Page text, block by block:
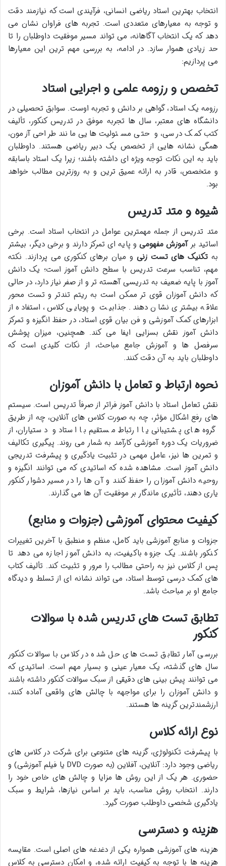
انتخاب بهترین استاد ریاضی انسانی، فرآیندی است که نیازمند دقت
و توجه به معیارهای متعددی است. تجربه های فراوان نشان می
دهد که یک انتخاب آگاهانه، می تواند مسیر موفقیت داوطلبان را تا
حد زیادی هموار سازد. در ادامه، به بررسی مهم ترین این معیارها
می پردازیم:
تخصص و رزومه علمی و اجرایی استاد
رزومه یک استاد، گواهی بر دانش و تجربه اوست. سوابق تحصیلی در
دانشگاه های معتبر، سال ها تجربه موفق در تدریس کنکور، تألیف
کتب کمک درسی، و حتی مسئولیت هایی مانند طراحی آزمون،
همگی نشانه هایی از تخصص یک دبیر ریاضی هستند. داوطلبان
باید به این نکات توجه ویژه ای داشته باشند؛ زیرا یک استاد باسابقه
و متخصص، قادر به ارائه عمیق ترین و به روزترین مطالب خواهد
بود.
شیوه و متد تدریس
متد تدریس از جمله مهمترین عوامل در انتخاب استاد است. برخی
اساتید برآموزش مفهومی و پایه ای تمرکز دارند و برخی دیگر، بیشتر
به تکنیک های تست زنی و میان برهای کنکوری می پردازند. نکته
مهم، تناسب سرعت تدریس با سطح دانش آموز است؛ یک دانش
آموز با پایه ضعیف به تدریسی آهسته تر و از صفر نیاز دارد، در حالی
که دانش آموزان قوی تر ممکن است به ریتم تندتر و تست محور
علاقه بیشتری نشان دهند. جذابیت و پویایی کلاس، استفاده از
ابزارهای کمک آموزشی و فن بیان قوی استاد، در حفظ انگیزه و تمرکز
دانش آموز نقش بسزایی ایفا می کند. همچنین، میزان پوشش
سرفصل ها و آموزش جامع مباحث، از نکات کلیدی است که
داوطلبان باید به آن دقت کنند.
نحوه ارتباط و تعامل با دانش آموزان
نقش تعامل استاد با دانش آموز فراتر از صرفاً تدریس است. سیستم
های رفع اشکال مؤثر، چه به صورت کلاس های آنلاین، چه از طریق
گروه های پشتیبانی یا ارتباط مستقیم با استاد و دستیاران، از
ضروریات یک دوره آموزشی کارآمد به شمار می روند. پیگیری تکالیف
و تمرین ها نیز، عامل مهمی در تثبیت یادگیری و پیشرفت تدریجی
دانش آموز است. مشاهده شده که اساتیدی که می توانند انگیزه و
روحیه دانش آموزان را حفظ کنند و آن ها را در مسیر دشوار کنکور
یاری دهند، تأثیری ماندگار بر موفقیت آن ها می گذارند.
کیفیت محتوای آموزشی (جزوات و منابع)
جزوات و منابع آموزشی باید کامل، منظم و منطبق با آخرین تغییرات
کنکور باشند. یک جزوه باکیفیت، به دانش آموز اجازه می دهد تا
پس از کلاس نیز به راحتی مطالب را مرور و تثبیت کند. تألیف کتاب
های کمک درسی توسط استاد، می تواند نشانه ای از تسلط و دیدگاه
جامع او بر مباحث باشد.
تطابق تست های تدریس شده با سوالات
کنکور
بررسی آمار تطابق تست های حل شده در کلاس با سوالات کنکور
سال های گذشته، یک معیار عینی و بسیار مهم است. اساتیدی که
می توانند پیش بینی های دقیقی از سبک سوالات کنکور داشته باشند
و دانش آموزان را برای مواجهه با چالش های واقعی آماده کنند،
ارزشمندترین گزینه ها هستند.
نوع ارائه کلاس
با پیشرفت تکنولوژی، گزینه های متنوعی برای شرکت در کلاس های
ریاضی وجود دارد: آنلاین، آفلاین (به صورت DVD یا فیلم آموزشی) و
حضوری. هر یک از این روش ها مزایا و چالش های خاص خود را
دارند. انتخاب روش مناسب، باید بر اساس نیازها، شرایط و سبک
یادگیری شخصی داوطلب صورت گیرد.
هزینه و دسترسی
هزینه های آموزشی همواره یکی از دغدغه های اصلی است. مقایسه
هزینه ها با توجه به کیفیت ارائه شده، و امکان دسترسی به کلاس